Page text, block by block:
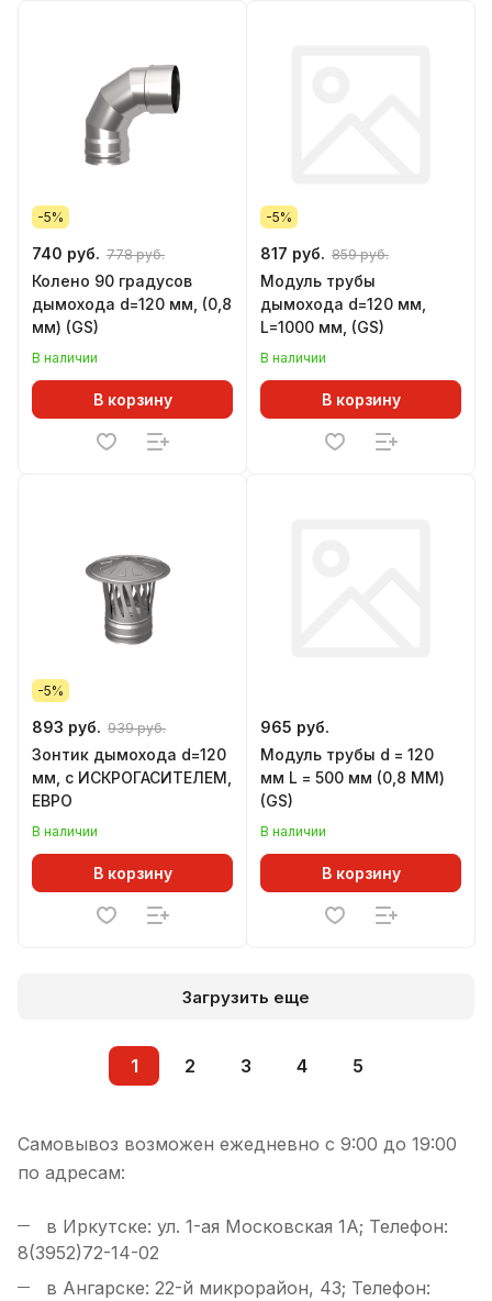
-5%
740 руб. 778 руб.
Колено 90 градусов
дымохода d=120 мм, (0,8
мм) (GS)
В наличии
В корзину
-5%
817 руб. 859 руб.
Модуль трубы
дымохода d=120 мм,
L=1000 мм, (GS)
В наличии
В корзину
-5%
893 руб. 939 руб.
Зонтик дымохода d=120
мм, с ИСКРОГАСИТЕЛЕМ,
ЕВРО
В наличии
В корзину
965 руб.
Модуль трубы d = 120
мм L = 500 мм (0,8 ММ)
(GS)
В наличии
В корзину
Загрузить еще
1 2 3 4 5
Самовывоз возможен ежедневно с 9:00 до 19:00
по адресам:
в Иркутске: ул. 1-ая Московская 1А; Телефон:
8(3952)72-14-02
в Ангарске: 22-й микрорайон, 43; Телефон: